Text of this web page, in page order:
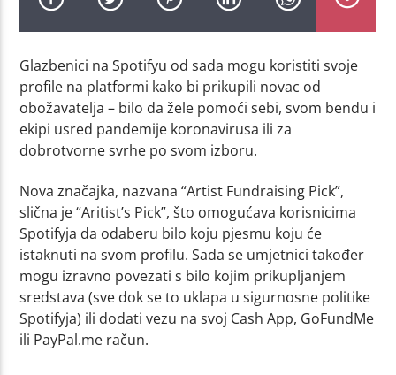
Glazbenici na Spotifyu od sada mogu koristiti svoje
profile na platformi kako bi prikupili novac od
obožavatelja – bilo da žele pomoći sebi, svom bendu i
ekipi usred pandemije koronavirusa ili za
dobrotvorne svrhe po svom izboru.
Nova značajka, nazvana “Artist Fundraising Pick”,
slična je “Aritist’s Pick”, što omogućava korisnicima
Spotifyja da odaberu bilo koju pjesmu koju će
istaknuti na svom profilu. Sada se umjetnici također
mogu izravno povezati s bilo kojim prikupljanjem
sredstava (sve dok se to uklapa u sigurnosne politike
Spotifyja) ili dodati vezu na svoj Cash App, GoFundMe
ili PayPal.me račun.